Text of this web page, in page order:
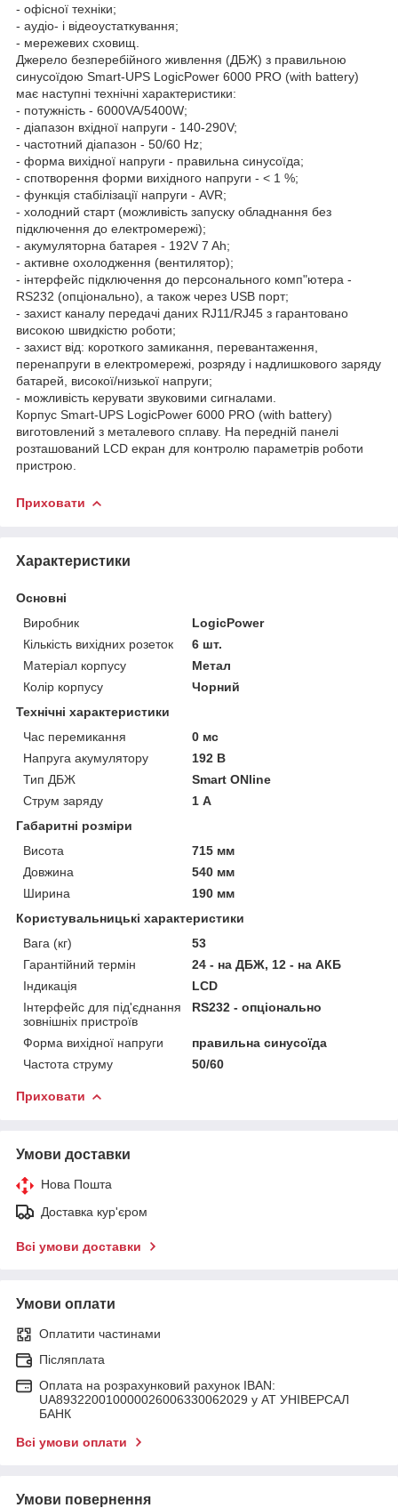
- офісної техніки;
- аудіо- і відеоустаткування;
- мережевих сховищ.
Джерело безперебійного живлення (ДБЖ) з правильною
синусоїдою Smart-UPS LogicPower 6000 PRO (with battery)
має наступні технічні характеристики:
- потужність - 6000VA/5400W;
- діапазон вхідної напруги - 140-290V;
- частотний діапазон - 50/60 Hz;
- форма вихідної напруги - правильна синусоїда;
- спотворення форми вихідного напруги - < 1 %;
- функція стабілізації напруги - AVR;
- холодний старт (можливість запуску обладнання без
підключення до електромережі);
- акумуляторна батарея - 192V 7 Ah;
- активне охолодження (вентилятор);
- інтерфейс підключення до персонального комп"ютера -
RS232 (опціонально), а також через USB порт;
- захист каналу передачі даних RJ11/RJ45 з гарантовано
високою швидкістю роботи;
- захист від: короткого замикання, перевантаження,
перенапруги в електромережі, розряду і надлишкового заряду
батарей, високої/низької напруги;
- можливість керувати звуковими сигналами.
Корпус Smart-UPS LogicPower 6000 PRO (with battery)
виготовлений з металевого сплаву. На передній панелі
розташований LCD екран для контролю параметрів роботи
пристрою.
Приховати
Характеристики
Основні
Виробник
LogicPower
Кількість вихідних розеток
6 шт.
Матеріал корпусу
Метал
Колір корпусу
Чорний
Технічні характеристики
Час перемикання
0 мс
Напруга акумулятору
192 В
Тип ДБЖ
Smart ONline
Струм заряду
1 А
Габаритні розміри
Висота
715 мм
Довжина
540 мм
Ширина
190 мм
Користувальницькі характеристики
Вага (кг)
53
Гарантійний термін
24 - на ДБЖ, 12 - на АКБ
Індикація
LCD
Інтерфейс для під'єднання
зовнішніх пристроїв
RS232 - опціонально
Форма вихідної напруги
правильна синусоїда
Частота струму
50/60
Приховати
Умови доставки
Нова Пошта
Доставка кур'єром
Всі умови доставки
Умови оплати
Оплатити частинами
Післяплата
Оплата на розрахунковий рахунок IBAN:
UA893220010000026006330062029 у АТ УНІВЕРСАЛ
БАНК
Всі умови оплати
Умови повернення